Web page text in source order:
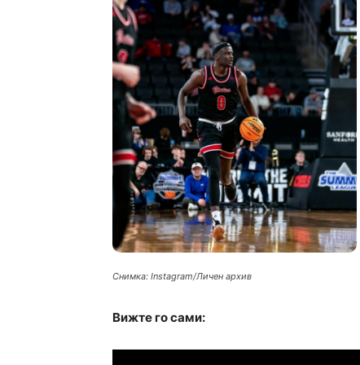
Снимка: Instagram/Личен архив
Вижте го сами: